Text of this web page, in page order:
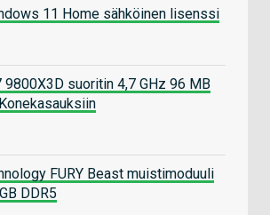
11 Home sähköinen lisenssi
9800X3D suoritin 4,7 GHz 96 MB
FURY Beast muistimoduuli
DDR5